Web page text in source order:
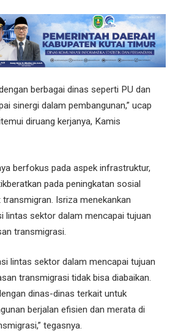
berbagai dinas seperti PU dan
sinergi dalam pembangunan,” ucap
diruang kerjanya, Kamis
berfokus pada aspek infrastruktur,
pada peningkatan sosial
Isriza menekankan
lintas sektor dalam mencapai tujuan
transmigrasi.
lintas sektor dalam mencapai tujuan
transmigrasi tidak bisa diabaikan.
dinas-dinas terkait untuk
berjalan efisien dan merata di
tegasnya.